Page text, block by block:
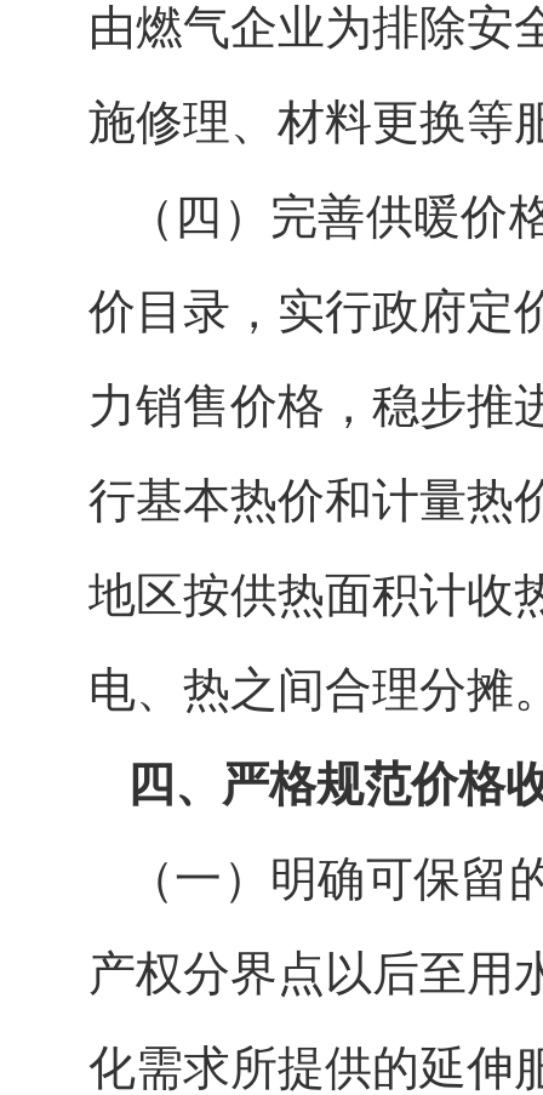
由燃气企业为排除安
施修理、材料更换等
（四）完善供暖价
价目录，实行政府定
力销售价格，稳步推
行基本热价和计量热
地区按供热面积计收
电、热之间合理分摊
四、严格规范价格
（一）明确可保留
产权分界点以后至用
化需求所提供的延伸